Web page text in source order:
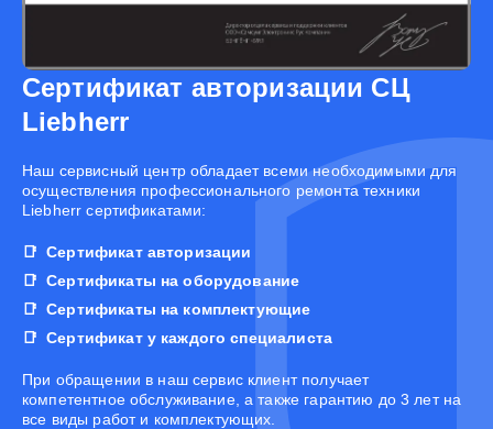
Сертификат авторизации СЦ
Liebherr
Наш сервисный центр обладает всеми необходимыми для
осуществления профессионального ремонта техники
Liebherr сертификатами:
Сертификат авторизации
Сертификаты на оборудование
Сертификаты на комплектующие
Сертификат у каждого специалиста
При обращении в наш сервис клиент получает
компетентное обслуживание, а также гарантию до 3 лет на
все виды работ и комплектующих.